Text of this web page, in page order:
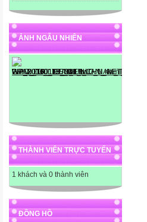
ẢNH NGẪU NHIÊN
THÀNH VIÊN TRỰC TUYẾN
1 khách và 0 thành viên
ĐỒNG HỒ